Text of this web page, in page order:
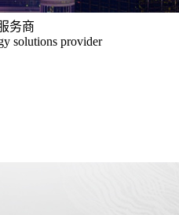
务商
solutions provider